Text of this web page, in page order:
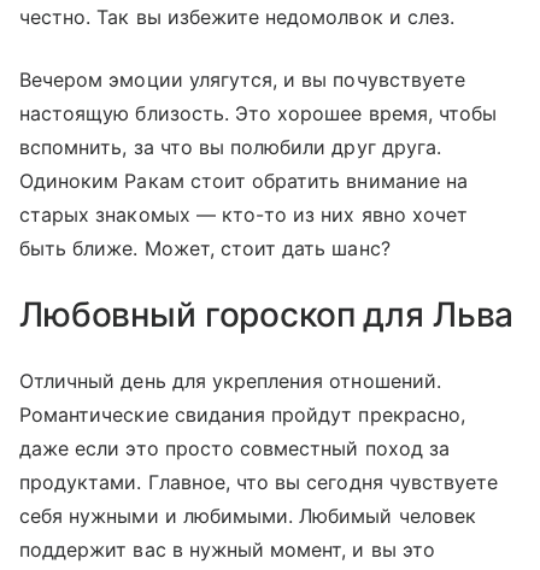
честно. Так вы избежите недомолвок и слез.
Вечером эмоции улягутся, и вы почувствуете
настоящую близость. Это хорошее время, чтобы
вспомнить, за что вы полюбили друг друга.
Одиноким Ракам стоит обратить внимание на
старых знакомых — кто-то из них явно хочет
быть ближе. Может, стоит дать шанс?
Любовный гороскоп для Льва
Отличный день для укрепления отношений.
Романтические свидания пройдут прекрасно,
даже если это просто совместный поход за
продуктами. Главное, что вы сегодня чувствуете
себя нужными и любимыми. Любимый человек
поддержит вас в нужный момент, и вы это